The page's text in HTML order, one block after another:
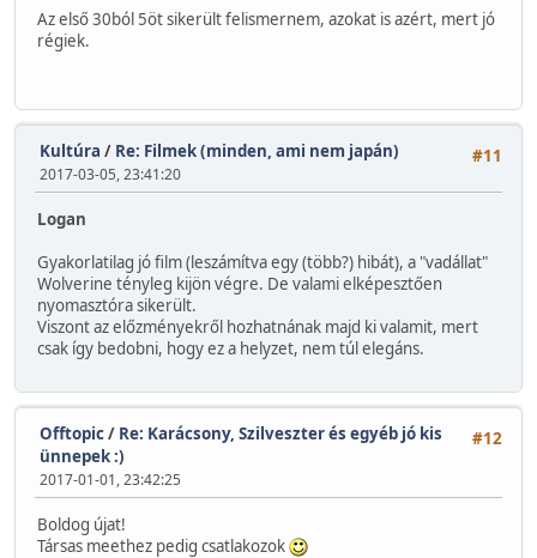
Az első 30ból 5öt sikerült felismernem, azokat is azért, mert jó
régiek.
#11
Kultúra / Re: Filmek (minden, ami nem japán)
2017-03-05, 23:41:20
Logan
Gyakorlatilag jó film (leszámítva egy (több?) hibát), a "vadállat"
Wolverine tényleg kijön végre. De valami elképesztően
nyomasztóra sikerült.
Viszont az előzményekről hozhatnának majd ki valamit, mert
csak így bedobni, hogy ez a helyzet, nem túl elegáns.
#12
Offtopic/ Re: Karácsony, Szilveszter és egyéb jó kis
ünnepek :)
2017-01-01, 23:42:25
Boldog újat!
Társas meethez pedig csatlakozok